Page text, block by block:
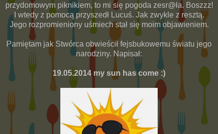
przydomowym piknikiem, to mi się pogoda zesr@ła. Boszzz!
I wtedy z pomocą przyszedł Lucuś. Jak zwykle z resztą.
Jego rozpromieniony uśmiech stał się moim objawieniem.
Pamiętam jak Stwórca obwieścił fejsbukowemu światu jego
narodziny. Napisał:
19.05.2014 my sun has come :)